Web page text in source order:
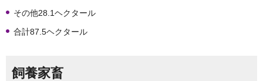
その他28.1ヘクタール
合計87.5ヘクタール
飼養家畜